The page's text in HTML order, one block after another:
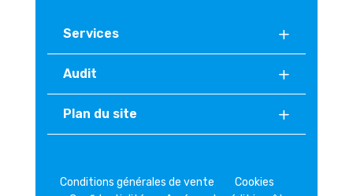
Services
Audit
Plan du site
Conditions générales de vente
Cookies